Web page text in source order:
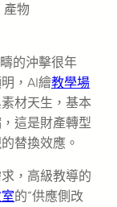
產物
的沖擊很年
，AI繪教學場
材天生，基本
這是財產轉型
替換效應。
，高級教導的
的“供應側改